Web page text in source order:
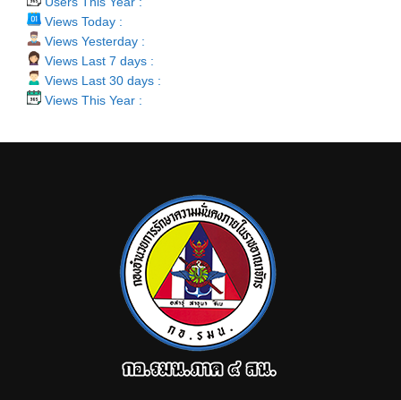
Views Today :
Views Yesterday :
Views Last 7 days :
Views Last 30 days :
Views This Year :